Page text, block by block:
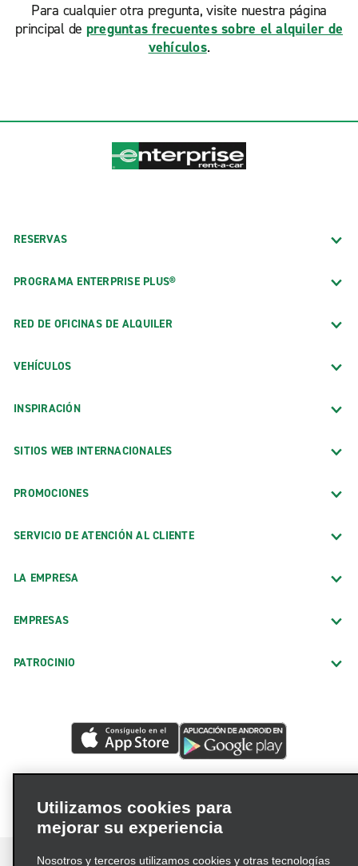
Para cualquier otra pregunta, visite nuestra página
principal de preguntas frecuentes sobre el alquiler de
vehículos.
RESERVAS
PROGRAMA ENTERPRISE PLUS®
RED DE OFICINAS DE ALQUILER
VEHÍCULOS
INSPIRACIÓN
SITIOS WEB INTERNACIONALES
PROMOCIONES
SERVICIO DE ATENCIÓN AL CLIENTE
LA EMPRESA
EMPRESAS
PATROCINIO
Utilizamos cookies para
mejorar su experiencia
Nosotros y terceros utilizamos cookies y otras tecnologías